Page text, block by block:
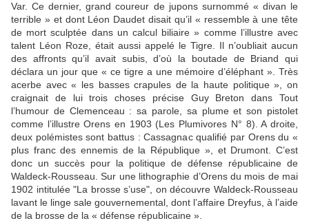
Var. Ce dernier, grand coureur de jupons surnommé « divan le
terrible » et dont Léon Daudet disait qu’il « ressemble à une tête
de mort sculptée dans un calcul biliaire » comme l’illustre avec
talent Léon Roze, était aussi appelé le Tigre. Il n’oubliait aucun
des affronts qu’il avait subis, d’où la boutade de Briand qui
déclara un jour que « ce tigre a une mémoire d’éléphant ». Très
acerbe avec « les basses crapules de la haute politique », on
craignait de lui trois choses précise Guy Breton dans Tout
l’humour de Clemenceau : sa parole, sa plume et son pistolet
comme l’illustre Orens en 1903 (Les Plumivores N° 8). A droite,
deux polémistes sont battus : Cassagnac qualifié par Orens du «
plus franc des ennemis de la République », et Drumont. C’est
donc un succès pour la politique de défense républicaine de
Waldeck-Rousseau. Sur une lithographie d’Orens du mois de mai
1902 intitulée "La brosse s’use", on découvre Waldeck-Rousseau
lavant le linge sale gouvernemental, dont l’affaire Dreyfus, à l’aide
de la brosse de la « défense républicaine ».